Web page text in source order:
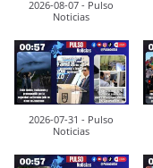
2026-08-07 - Pulso
Noticias
2026-07-31 - Pulso
Noticias